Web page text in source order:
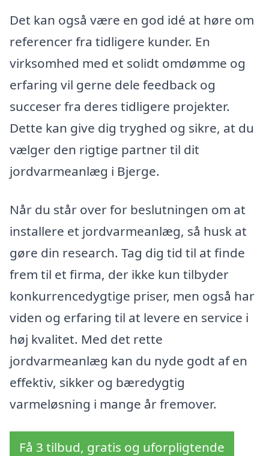
Det kan også være en god idé at høre om
referencer fra tidligere kunder. En
virksomhed med et solidt omdømme og
erfaring vil gerne dele feedback og
succeser fra deres tidligere projekter.
Dette kan give dig tryghed og sikre, at du
vælger den rigtige partner til dit
jordvarmeanlæg i Bjerge.
Når du står over for beslutningen om at
installere et jordvarmeanlæg, så husk at
gøre din research. Tag dig tid til at finde
frem til et firma, der ikke kun tilbyder
konkurrencedygtige priser, men også har
viden og erfaring til at levere en service i
høj kvalitet. Med det rette
jordvarmeanlæg kan du nyde godt af en
effektiv, sikker og bæredygtig
varmeløsning i mange år fremover.
Få 3 tilbud, gratis og uforpligtende